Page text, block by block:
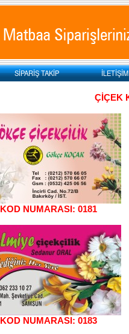
SİPARİŞ TAKİP İLETİŞİM
ÇİÇEK
KOD NUMARASI: 0181
KOD NUMARASI: 0183